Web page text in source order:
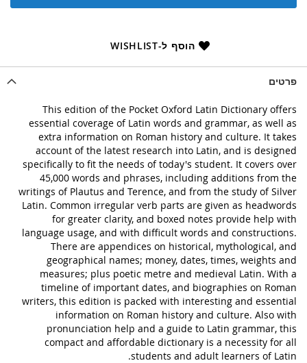
הוסף ל-WISHLIST
פרטים
This edition of the Pocket Oxford Latin Dictionary offers
essential coverage of Latin words and grammar, as well as
extra information on Roman history and culture. It takes
account of the latest research into Latin, and is designed
specifically to fit the needs of today's student. It covers over
45,000 words and phrases, including additions from the
writings of Plautus and Terence, and from the study of Silver
Latin. Common irregular verb parts are given as headwords
for greater clarity, and boxed notes provide help with
language usage, and with difficult words and constructions.
There are appendices on historical, mythological, and
geographical names; money, dates, times, weights and
measures; plus poetic metre and medieval Latin. With a
timeline of important dates, and biographies on Roman
writers, this edition is packed with interesting and essential
information on Roman history and culture. Also with
pronunciation help and a guide to Latin grammar, this
compact and affordable dictionary is a necessity for all
students and adult learners of Latin.